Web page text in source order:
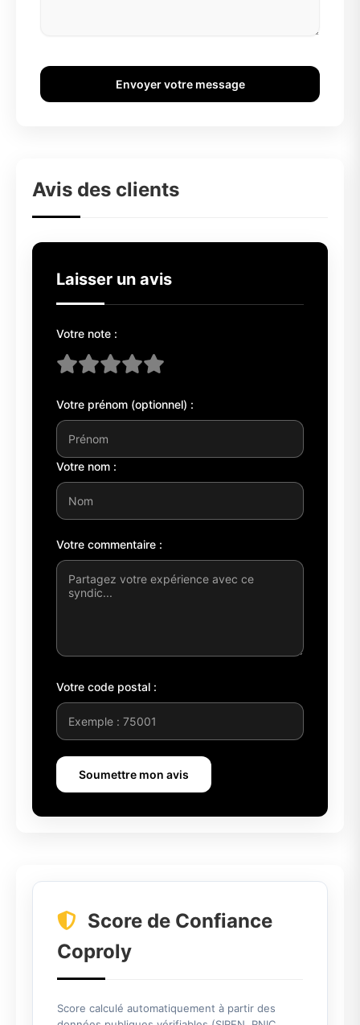
Envoyer votre message
Avis des clients
Laisser un avis
Votre note :
Votre prénom (optionnel) :
Votre nom :
Votre commentaire :
Votre code postal :
Soumettre mon avis
Score de Confiance
Coproly
Score calculé automatiquement à partir des